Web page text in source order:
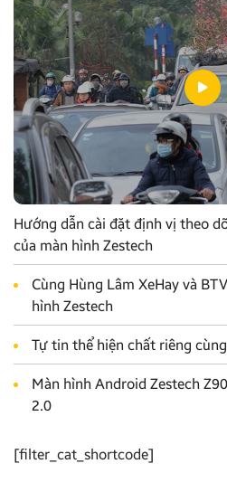
Hướng dẫn cài đặt định vị theo
của màn hình Zestech
Cùng Hùng Lâm XeHay và
hình Zestech
Tự tin thể hiện chất riêng
Màn hình Android Zestech
2.0
[filter_cat_shortcode]